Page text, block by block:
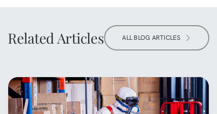
Related Articles ALL BLOG ARTICLES